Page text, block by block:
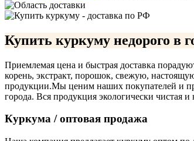
Купить куркуму недорого в
Приемлемая цена и быстрая доставка
корень, экстракт, порошок, свежую,
продукции.Мы ценим наших покупателей и
города. Вся продукция экологически чистая и
Куркума / оптовая продажа